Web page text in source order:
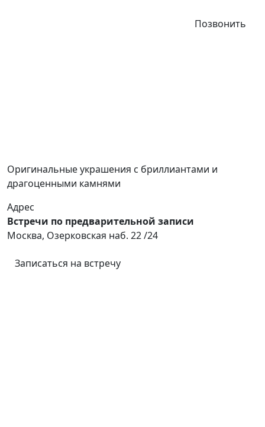
Позвонить
Оригинальные украшения с бриллиантами и
драгоценными камнями
Адрес
Встречи по предварительной записи
Москва, Озерковская наб. 22 /24
Записаться на встречу